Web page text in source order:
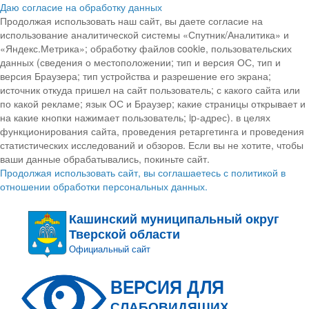
Даю согласие на обработку данных
Продолжая использовать наш сайт, вы даете согласие на
использование аналитической системы «Спутник/Аналитика» и
«Яндекс.Метрика»; обработку файлов cookie, пользовательских
данных (сведения о местоположении; тип и версия ОС, тип и
версия Браузера; тип устройства и разрешение его экрана;
источник откуда пришел на сайт пользователь; с какого сайта или
по какой рекламе; язык ОС и Браузер; какие страницы открывает и
на какие кнопки нажимает пользователь; ip-адрес). в целях
функционирования сайта, проведения ретаргетинга и проведения
статистических исследований и обзоров. Если вы не хотите, чтобы
ваши данные обрабатывались, покиньте сайт.
Продолжая использовать сайт, вы соглашаетесь с политикой в
отношении обработки персональных данных.